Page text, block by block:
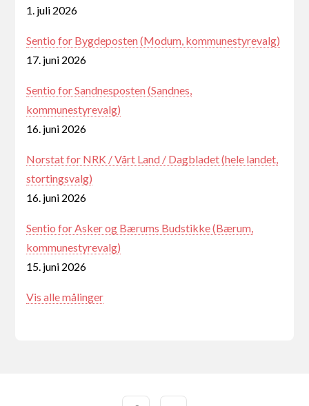
1. juli 2026
Sentio for Bygdeposten (Modum, kommunestyrevalg)
17. juni 2026
Sentio for Sandnesposten (Sandnes,
kommunestyrevalg)
16. juni 2026
Norstat for NRK / Vårt Land / Dagbladet (hele landet,
stortingsvalg)
16. juni 2026
Sentio for Asker og Bærums Budstikke (Bærum,
kommunestyrevalg)
15. juni 2026
Vis alle målinger